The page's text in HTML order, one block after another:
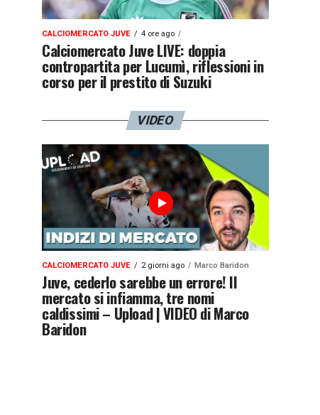
CALCIOMERCATO JUVE 4 ore ago
Calciomercato Juve LIVE: doppia
contropartita per Lucumì, riflessioni in
corso per il prestito di Suzuki
VIDEO
CALCIOMERCATO JUVE 2 giorni ago Marco Baridon
Juve, cederlo sarebbe un errore! Il
mercato si infiamma, tre nomi
caldissimi – Upload | VIDEO di Marco
Baridon